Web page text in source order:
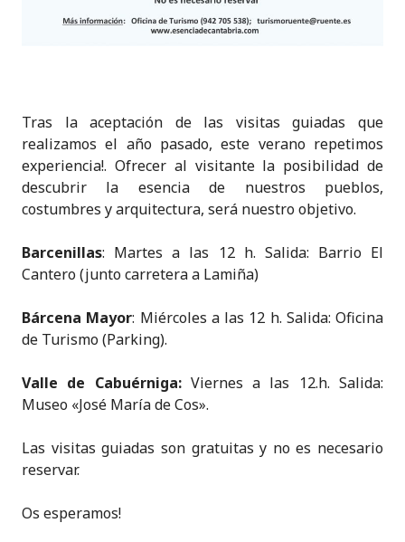
Tras la aceptación de las visitas guiadas que
realizamos el año pasado, este verano repetimos
experiencia!. Ofrecer al visitante la posibilidad de
descubrir la esencia de nuestros pueblos,
costumbres y arquitectura, será nuestro objetivo.
Barcenillas: Martes a las 12 h. Salida: Barrio El
Cantero (junto carretera a Lamiña)
Bárcena Mayor: Miércoles a las 12 h. Salida: Oficina
de Turismo (Parking).
Valle de Cabuérniga: Viernes a las 12.h. Salida:
Museo «José María de Cos».
Las visitas guiadas son gratuitas y no es necesario
reservar.
Os esperamos!